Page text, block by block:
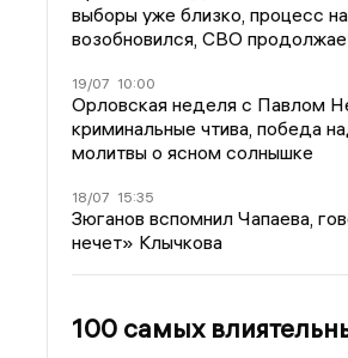
выборы уже близко, процесс
возобновился, СВО
19/07 10:00
Орловская неделя с Павлом
криминальные чтива, победа
молитвы о ясном солнышке
18/07 15:35
Зюганов вспомнил Чапаева,
нечет» Клычкова
100 самых